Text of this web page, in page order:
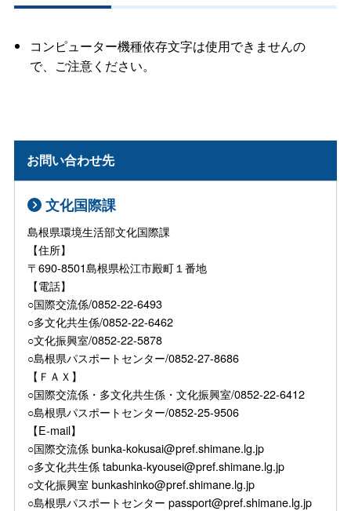
コンピューター機種依存文字は使用できませんの
で、ご注意ください。
お問い合わせ先
文化国際課
島根県環境生活部文化国際課
【住所】
〒690-8501島根県松江市殿町１番地
【電話】
○国際交流係/0852-22-6493
○多文化共生係/0852-22-6462
○文化振興室/0852-22-5878
○島根県パスポートセンター/0852-27-8686
【ＦＡＸ】
○国際交流係・多文化共生係・文化振興室/0852-22-6412
○島根県パスポートセンター/0852-25-9506
【E-mail】
○国際交流係 bunka-kokusai@pref.shimane.lg.jp
○多文化共生係 tabunka-kyousei@pref.shimane.lg.jp
○文化振興室 bunkashinko@pref.shimane.lg.jp
○島根県パスポートセンター passport@pref.shimane.lg.jp